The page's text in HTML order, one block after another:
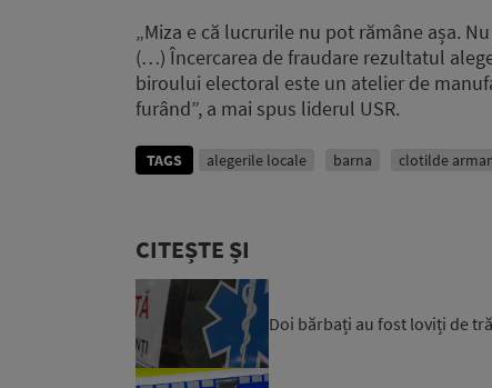
„Miza e că lucrurile nu pot rămâne așa.
(…) Încercarea de fraudare rezultatul
biroului electoral este un atelier de
furând”, a mai spus liderul USR.
TAGS alegerile locale barna clotilde
CITEȘTE ȘI
Doi bărbați au fost loviți de